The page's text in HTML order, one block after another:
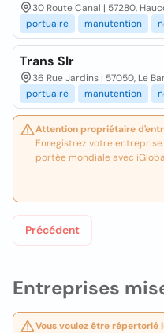
Entreprises
Vous voulez être répertorié
30 Route Canal | 57280,
portuaire
manutention
Trans Slr
36 Rue Jardins | 57050, Le
portuaire
manutention
Attention propriétaire
Enregistrez votre
portée mondiale avec
Précédent